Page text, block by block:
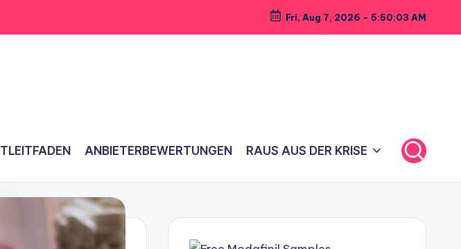
Fri, Aug 7, 2026 - 5:50:05 AM
ANBIETERBEWERTUNGEN RAUS AUS DER KRISE